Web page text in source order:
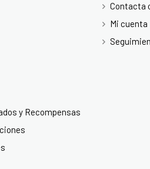
y Recompensas
Contacta
Mi cuenta